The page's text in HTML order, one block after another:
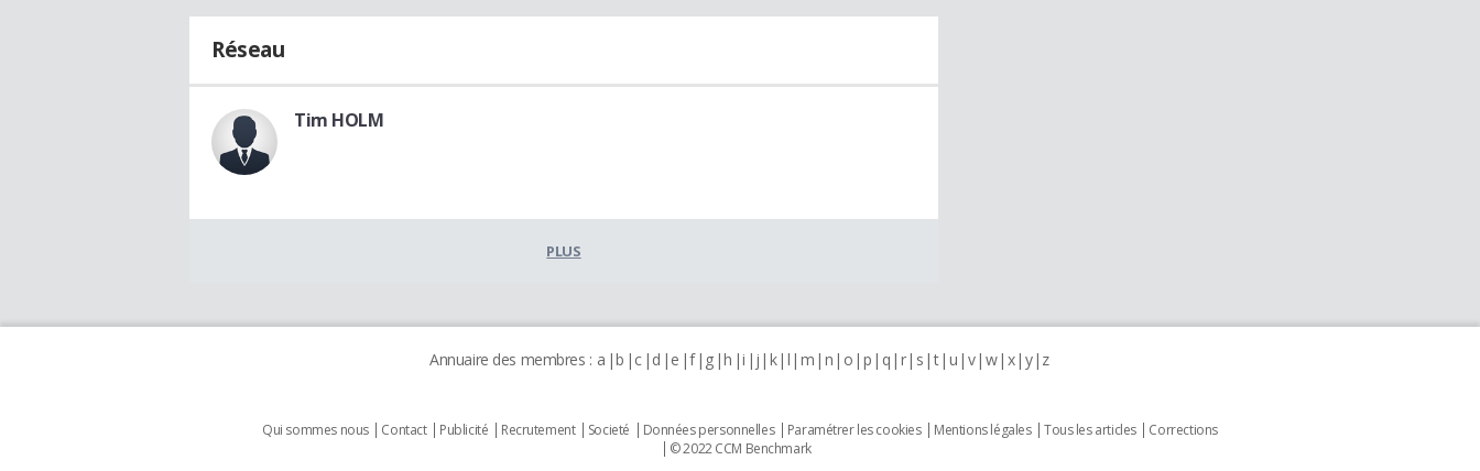
Réseau
Tim HOLM
PLUS
Annuaire des membres : a b c d e f g h i j k l m n o p q r s t u v w x y z
Qui sommes nous Contact Publicité Recrutement Societé Données personnelles Paramétrer les cookies Mentions légales Tous les articles
Corrections
© 2022 CCM Benchmark